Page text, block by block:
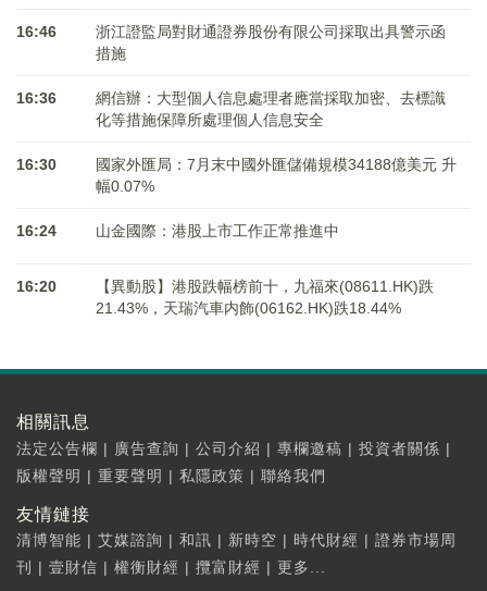
16:46
浙江證監局對財通證券股份有限公司採取出具警示函
措施
16:36
網信辦：大型個人信息處理者應當採取加密、去標識
化等措施保障所處理個人信息安全
16:30
國家外匯局：7月末中國外匯儲備規模34188億美元 升
幅0.07%
16:24 山金國際：港股上市工作正常推進中
16:20
【異動股】港股跌幅榜前十，九福來(08611.HK)跌
21.43%，天瑞汽車内飾(06162.HK)跌18.44%
相關訊息
法定公告欄 | 廣告查詢 | 公司介紹 | 專欄邀稿 | 投資者關係 |
版權聲明 | 重要聲明 | 私隱政策 | 聯絡我們
友情鏈接
清博智能 | 艾媒諮詢 | 和訊 | 新時空 | 時代財經 | 證券市場周
刊
| 壹財信 | 權衡財經 | 攬富財經 | 更多...